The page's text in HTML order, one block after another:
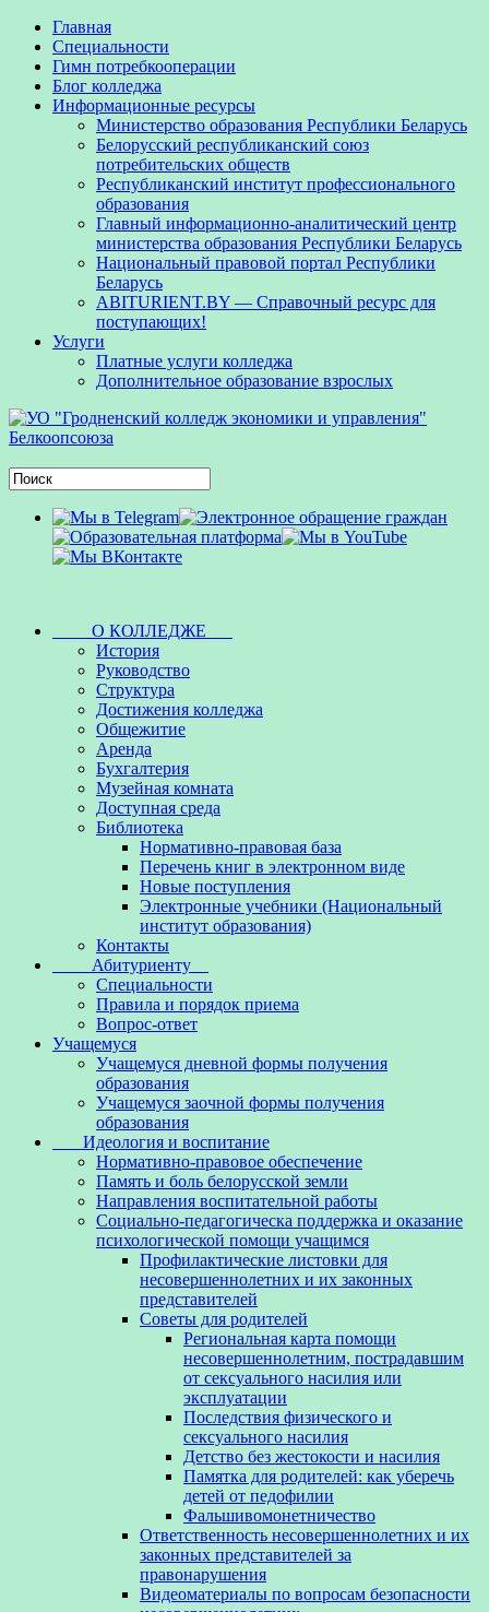
Главная
Специальности
Гимн потребкооперации
Блог колледжа
Информационные ресурсы
Министерство образования Республики Беларусь
Белорусский республиканский союз
потребительских обществ
Республиканский институт профессионального
образования
Главный информационно-аналитический центр
министерства образования Республики Беларусь
Национальный правовой портал Республики
Беларусь
ABITURIENT.BY — Справочный ресурс для
поступающих!
Услуги
Платные услуги колледжа
Дополнительное образование взрослых
О КОЛЛЕДЖЕ
История
Руководство
Структура
Достижения колледжа
Общежитие
Аренда
Бухгалтерия
Музейная комната
Доступная среда
Библиотека
Нормативно-правовая база
Перечень книг в электронном виде
Новые поступления
Электронные учебники (Национальный
институт образования)
Контакты
Абитуриенту
Специальности
Правила и порядок приема
Вопрос-ответ
Учащемуся
Учащемуся дневной формы получения
образования
Учащемуся заочной формы получения
образования
Идеология и воспитание
Нормативно-правовое обеспечение
Память и боль белорусской земли
Направления воспитательной работы
Социально-педагогическа поддержка и оказание
психологической помощи учащимся
Профилактические листовки для
несовершеннолетних и их законных
представителей
Советы для родителей
Региональная карта помощи
несовершеннолетним, пострадавшим
от сексуального насилия или
эксплуатации
Последствия физического и
сексуального насилия
Детство без жестокости и насилия
Памятка для родителей: как уберечь
детей от педофилии
Фальшивомонетничество
Ответственность несовершеннолетних и их
законных представителей за
правонарушения
Видеоматериалы по вопросам безопасности